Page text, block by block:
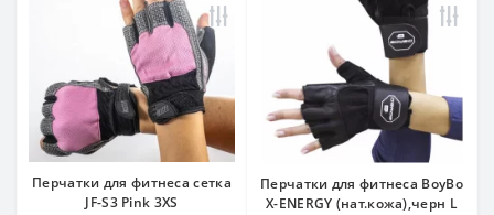
Перчатки для фитнеса сетка
JF-S3 Pink 3XS
Перчатки для фитнеса BoyBo
X-ENERGY (нат.кожа),черн L